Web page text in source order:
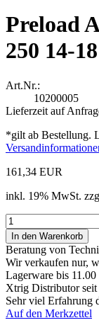
Preload
250 14-
Art.Nr.:
10200005
Lieferzeit auf
*gilt ab Bestellung.
161,34 EUR
inkl. 19% MwSt.
Beratung von
Wir verkaufen nur,
Lagerware bis
Xtrig Distributor seit
Sehr viel Erfahrung
Auf den Merkzettel